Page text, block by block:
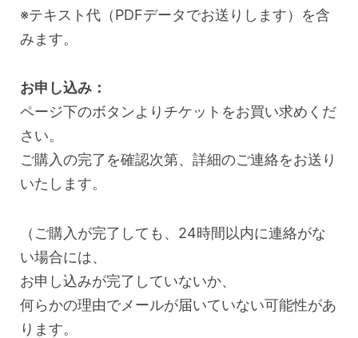
※テキスト代（PDFデータでお送りします）を含
みます。
お申し込み：
ページ下のボタンよりチケットをお買い求めくだ
さい。
ご購入の完了を確認次第、詳細のご連絡をお送り
いたします。
（ご購入が完了しても、24時間以内に連絡がな
い場合には、
お申し込みが完了していないか、
何らかの理由でメールが届いていない可能性があ
ります。